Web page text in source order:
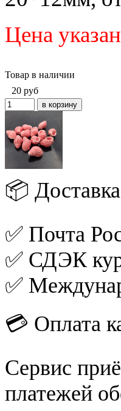
Цена
Товар в наличии
20 руб
📦
✅ Почта
✅ СДЭК
✅
💳 Оплата
Сервис
платежей